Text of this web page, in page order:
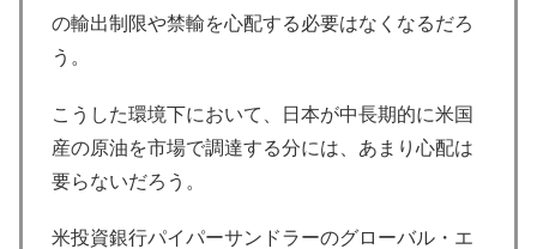
の輸出制限や禁輸を心配する必要はなくなるだろ
う。
こうした環境下において、日本が中長期的に米国
産の原油を市場で調達する分には、あまり心配は
要らないだろう。
米投資銀行パイパーサンドラーのグローバル・エ